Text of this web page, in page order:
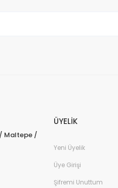
Maltepe /
ÜYELİK
Yeni Üyelik
Üye Girişi
Şifremi Unuttum